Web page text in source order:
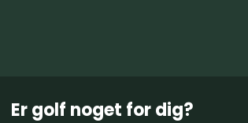
Er golf noget for dig?